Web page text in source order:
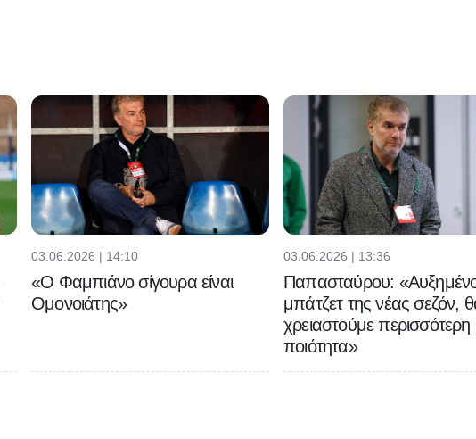
03.06.2026 | 14:10
«Ο Φαμπιάνο σίγουρα είναι
Ομονοιάτης»
03.06.2026 | 13:36
Παπασταύρου:
μπάτζετ της νέας σεζόν,
χρειαστούμε περισσότερη
ποιότητα»